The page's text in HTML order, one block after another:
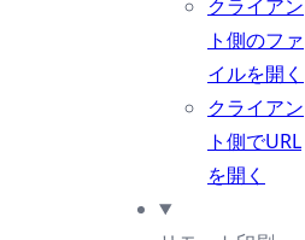
クライアン
ト側のファ
イルを開く
クライアン
ト側でURL
を開く